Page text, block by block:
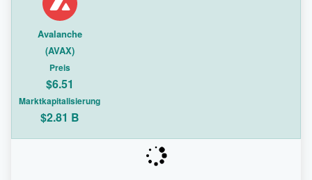
Avalanche
(AVAX)
Preis
$6.51
Marktkapitalisierung
$2.81 B